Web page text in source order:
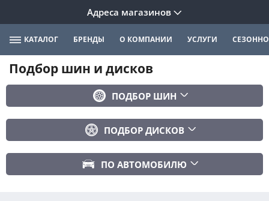
Адреса магазинов
КАТАЛОГ БРЕНДЫ О КОМПАНИИ УСЛУГИ
Подбор шин и дисков
ПОДБОР ШИН
ПОДБОР ДИСКОВ
ПО АВТОМОБИЛЮ